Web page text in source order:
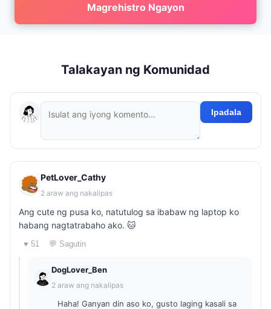
Magrehistro Ngayon
Talakayan ng Komunidad
Ipadala
PetLover_Cathy
2 araw ang nakalipas
Ang cute ng pusa ko, natutulog sa ibabaw ng laptop ko
habang nagtatrabaho ako. 🐱
♥ 51 💬 Sagutin
DogLover_Ben
2 araw ang nakalipas
Haha! Ganyan din aso ko, gusto laging kasali sa